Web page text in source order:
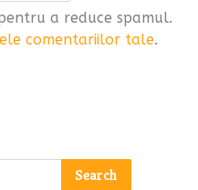
a reduce spamul.
comentariilor tale.
Search